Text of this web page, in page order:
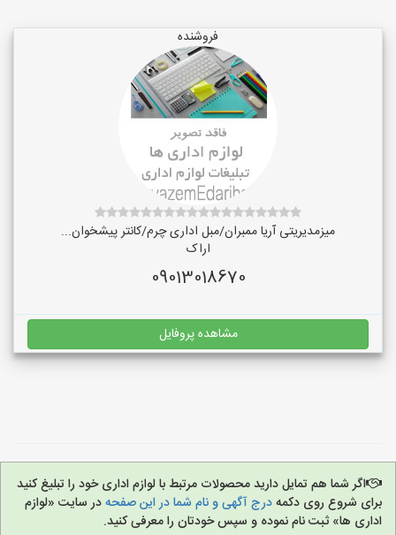
فروشنده
میزمدیریتی آریا ممبران/مبل اداری چرم/کانتر پیشخوان...
اراک
09013018670
مشاهده پروفایل
اگر شما هم تمایل دارید محصولات مرتبط با لوازم اداری خود را تبلیغ کنید
برای شروع روی دکمهدرج آگهی و نام شما در این صفحهدر سایت «لوازم
اداری ها» ثبت نام نموده و سپس خودتان را معرفی کنید.